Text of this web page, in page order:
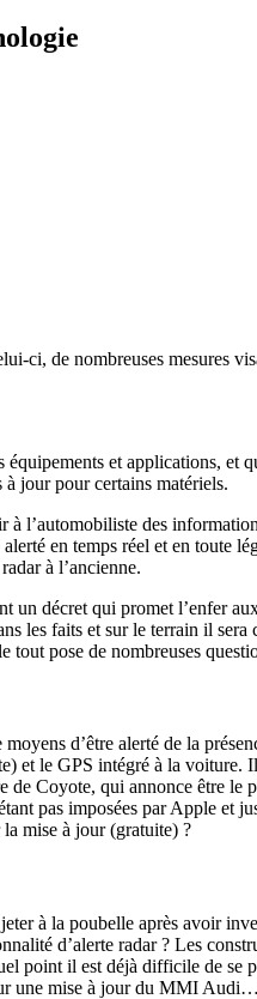
ci, de nombreuses mesures
et applications, et
à jour pour certains matériels.
à l’automobiliste des
en temps réel et en toute
à l’ancienne.
un décret qui promet l’enfer
les faits et sur le terrain il
tout pose de nombreuses
d’être alerté de la
et le GPS intégré à la voiture.
de Coyote, qui annonce être le
pas imposées par Apple et
mise à jour (gratuite) ?
à la poubelle après avoir
d’alerte radar ? Les
point il est déjà difficile de se
une mise à jour du MMI